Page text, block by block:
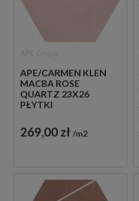
APE/CARMEN KLEN
MACBA ROSE
QUARTZ 23X26
PŁYTKI
GRESOWE
269,00 zł m2